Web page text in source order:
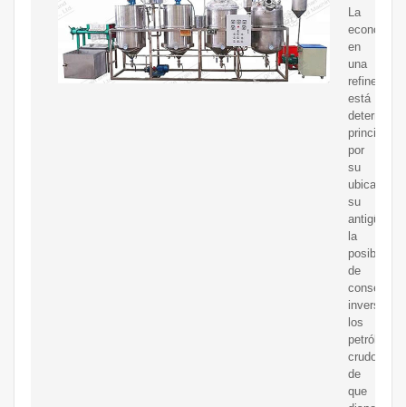
La
economía
en
una
refinería
está
por
su
ubicación,
su
la
posibilidad
de
conseguir
los
petróleos
crudos
de
que